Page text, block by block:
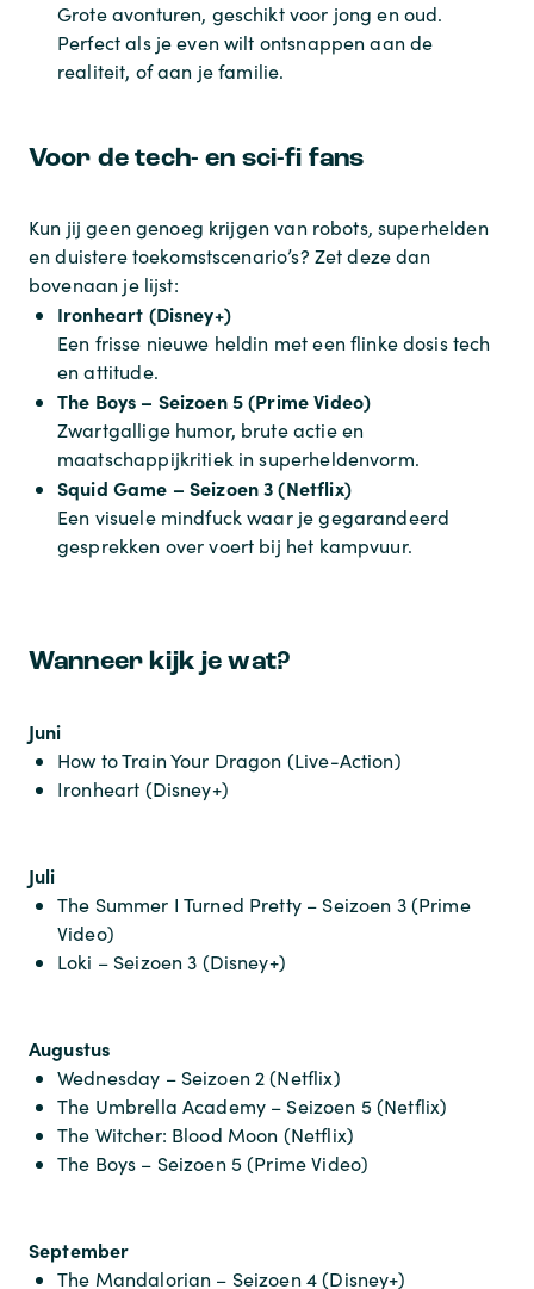
Grote avonturen, geschikt voor jong en oud.
Perfect als je even wilt ontsnappen aan de
realiteit, of aan je familie.
Voor de tech- en sci-fi fans
Kun jij geen genoeg krijgen van robots, superhelden
en duistere toekomstscenario’s? Zet deze dan
bovenaan je lijst:
Ironheart (Disney+)
Een frisse nieuwe heldin met een flinke dosis tech
en attitude.
The Boys – Seizoen 5 (Prime Video)
Zwartgallige humor, brute actie en
maatschappijkritiek in superheldenvorm.
Squid Game – Seizoen 3 (Netflix)
Een visuele mindfuck waar je gegarandeerd
gesprekken over voert bij het kampvuur.
Wanneer kijk je wat?
Juni
How to Train Your Dragon (Live-Action)
Ironheart (Disney+)
Juli
The Summer I Turned Pretty – Seizoen 3 (Prime
Video)
Loki – Seizoen 3 (Disney+)
Augustus
Wednesday – Seizoen 2 (Netflix)
The Umbrella Academy – Seizoen 5 (Netflix)
The Witcher: Blood Moon (Netflix)
The Boys – Seizoen 5 (Prime Video)
September
The Mandalorian – Seizoen 4 (Disney+)